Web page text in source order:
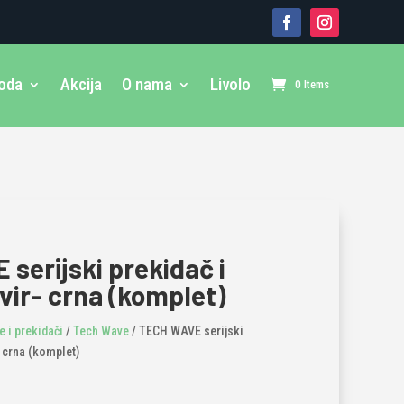
Akcija O nama Livolo 0 Items
serijski prekidač i
crna (komplet)
i prekidači /Tech Wave/ TECH WAVE serijski
(komplet)